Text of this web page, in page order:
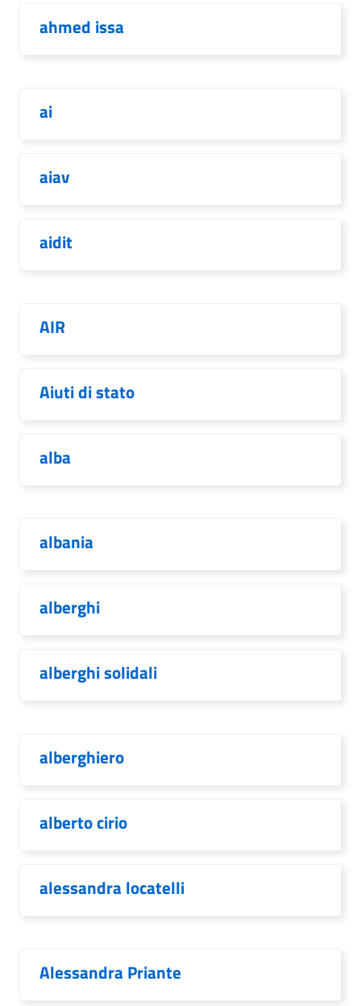
ahmed issa
ai
aiav
aidit
AIR
Aiuti di stato
alba
albania
alberghi
alberghi solidali
alberghiero
alberto cirio
alessandra locatelli
Alessandra Priante